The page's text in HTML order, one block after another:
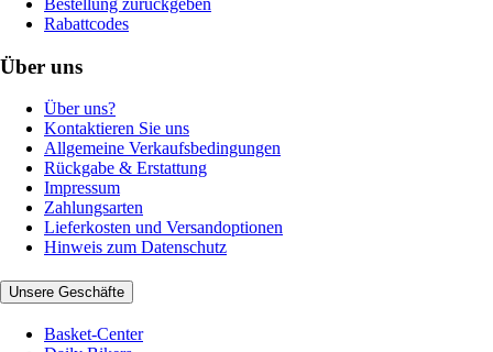
Rabattcodes
Über uns
Über uns?
Kontaktieren Sie uns
Allgemeine Verkaufsbedingungen
Rückgabe & Erstattung
Impressum
Zahlungsarten
Lieferkosten und Versandoptionen
Hinweis zum Datenschutz
Unsere Geschäfte
Basket-Center